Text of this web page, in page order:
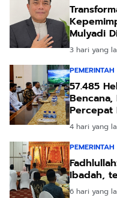
Mulyadi
3 hari yang
PEMERINTAH
57.485
Bencana,
Percepat
4 hari yang
PEMERINTAH
Ibadah,
6 hari yang